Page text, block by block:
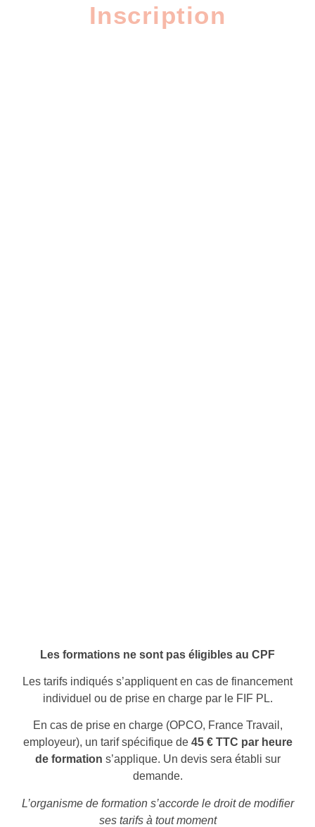
Inscription
Les formations ne sont pas éligibles au CPF
Les tarifs indiqués s’appliquent en cas de financement
individuel ou de prise en charge par le FIF PL.
En cas de prise en charge (OPCO, France Travail,
employeur), un tarif spécifique de 45 € TTC par heure
de formation s’applique. Un devis sera établi sur
demande.
L’organisme de formation s’accorde le droit de modifier
ses tarifs à tout moment